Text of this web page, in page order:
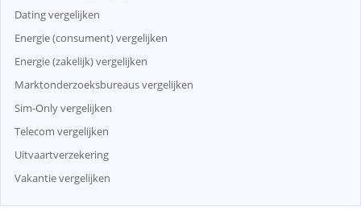
Dating vergelijken
Energie (consument) vergelijken
Energie (zakelijk) vergelijken
Marktonderzoeksbureaus vergelijken
Sim-Only vergelijken
Telecom vergelijken
Uitvaartverzekering
Vakantie vergelijken